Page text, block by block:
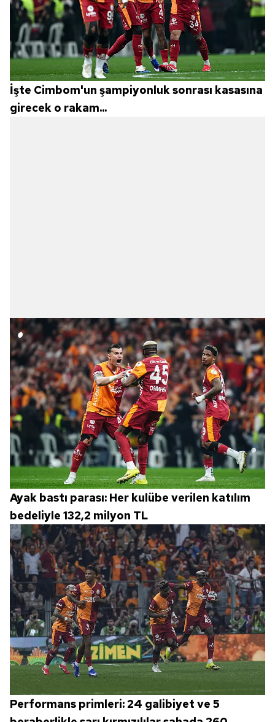
İşte Cimbom'un şampiyonluk sonrası kasasına
girecek o rakam...
Ayak bastı parası: Her kulübe verilen katılım
bedeliyle 132,2 milyon TL
Performans primleri: 24 galibiyet ve 5